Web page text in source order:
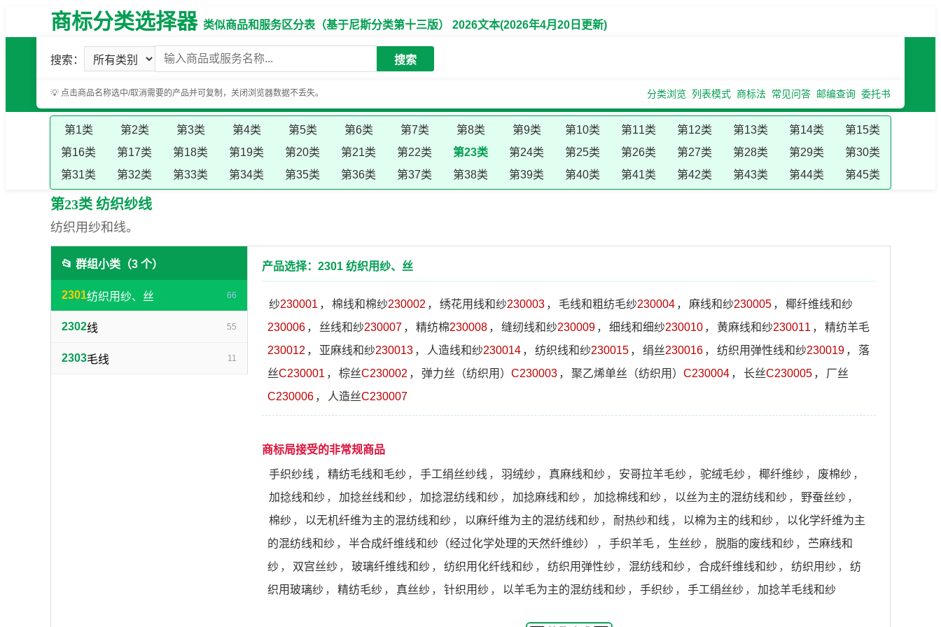
商标分类选择器类似商品和服务区分表（基于尼斯分类第十三版） 2026文本(2026年4月20日更新)
搜索： 搜索
💡 点击商品名称选中/取消需要的产品并可复制，关闭浏览器数据不丢失。 分类浏览 列表模式 商标法 常见问答 邮编查询 委托书
第1类 第2类 第3类 第4类 第5类 第6类 第7类 第8类 第9类 第10类 第11类 第12类 第13类 第14类
第15类
第16类
第17类 第18类 第19类 第20类 第21类 第22类 第23类 第24类 第25类 第26类 第27类 第28类 第29类
第30类
第31类
第32类 第33类 第34类 第35类 第36类 第37类 第38类 第39类 第40类 第41类 第42类 第43类 第44类 第45类
第23类 纺织纱线
纺织用纱和线。
📂 群组小类（3 个）
2301纺织用纱、丝 66
2302线 55
2303毛线 11
产品选择：2301 纺织用纱、丝
纱230001 ， 棉线和棉纱230002 ， 绣花用线和纱230003 ， 毛线和粗纺毛纱230004 ， 麻线和纱230005 ，
椰纤维线和纱
230006 ， 丝线和纱230007 ， 精纺棉230008 ， 缝纫线和纱230009 ， 细线和细纱230010 ， 黄麻线和纱230011 ，
精纺羊毛
230012 ， 亚麻线和纱230013 ， 人造线和纱230014 ， 纺织线和纱230015 ， 绢丝230016 ， 纺织用弹性线和纱230019 ，
落
丝C230001 ， 棕丝C230002 ， 弹力丝（纺织用） C230003 ， 聚乙烯单丝（纺织用） C230004 ， 长丝C230005 ，
厂丝
C230006 ， 人造丝C230007
商标局接受的非常规商品
手织纱线 ， 精纺毛线和毛纱 ， 手工绢丝纱线 ， 羽绒纱 ， 真麻线和纱 ， 安哥拉羊毛纱 ， 驼绒毛纱 ， 椰纤维纱 ， 废棉纱 ，
加捻线和纱 ， 加捻丝线和纱 ， 加捻混纺线和纱 ， 加捻麻线和纱 ， 加捻棉线和纱 ， 以丝为主的混纺线和纱 ， 野蚕丝纱 ，
棉纱 ， 以无机纤维为主的混纺线和纱 ， 以麻纤维为主的混纺线和纱 ， 耐热纱和线 ， 以棉为主的线和纱 ，
以化学纤维为主
的混纺线和纱 ， 半合成纤维线和纱（经过化学处理的天然纤维纱） ， 手织羊毛 ， 生丝纱 ， 脱脂的废线和纱 ，
苎麻线和
纱 ， 双宫丝纱 ， 玻璃纤维线和纱 ， 纺织用化纤线和纱 ， 纺织用弹性纱 ， 混纺线和纱 ， 合成纤维线和纱 ， 纺织用纱 ，
纺
织用玻璃纱 ， 精纺毛纱 ， 真丝纱 ， 针织用纱 ， 以羊毛为主的混纺线和纱 ， 手织纱 ， 手工绢丝纱 ， 加捻羊毛线和纱